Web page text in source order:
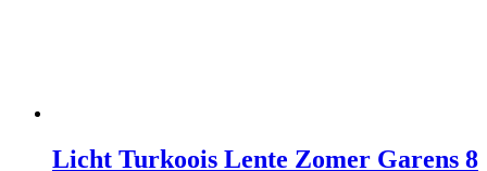
Licht Turkoois Lente Zomer Garens 8